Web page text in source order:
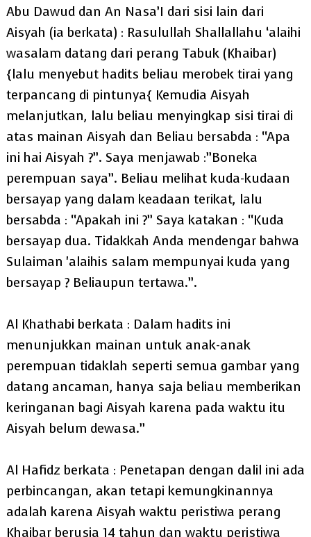
Abu Dawud dan An Nasa’I dari sisi lain dari
Aisyah (ia berkata) : Rasulullah Shallallahu ‘alaihi
wasalam datang dari perang Tabuk (Khaibar)
{lalu menyebut hadits beliau merobek tirai yang
terpancang di pintunya{ Kemudia Aisyah
melanjutkan, lalu beliau menyingkap sisi tirai di
atas mainan Aisyah dan Beliau bersabda : “Apa
ini hai Aisyah ?”. Saya menjawab :”Boneka
perempuan saya”. Beliau melihat kuda-kudaan
bersayap yang dalam keadaan terikat, lalu
bersabda : “Apakah ini ?” Saya katakan : “Kuda
bersayap dua. Tidakkah Anda mendengar bahwa
Sulaiman 'alaihis salam mempunyai kuda yang
bersayap ? Beliaupun tertawa.”.
Al Khathabi berkata : Dalam hadits ini
menunjukkan mainan untuk anak-anak
perempuan tidaklah seperti semua gambar yang
datang ancaman, hanya saja beliau memberikan
keringanan bagi Aisyah karena pada waktu itu
Aisyah belum dewasa.”
Al Hafidz berkata : Penetapan dengan dalil ini ada
perbincangan, akan tetapi kemungkinannya
adalah karena Aisyah waktu peristiwa perang
Khaibar berusia 14 tahun dan waktu peristiwa